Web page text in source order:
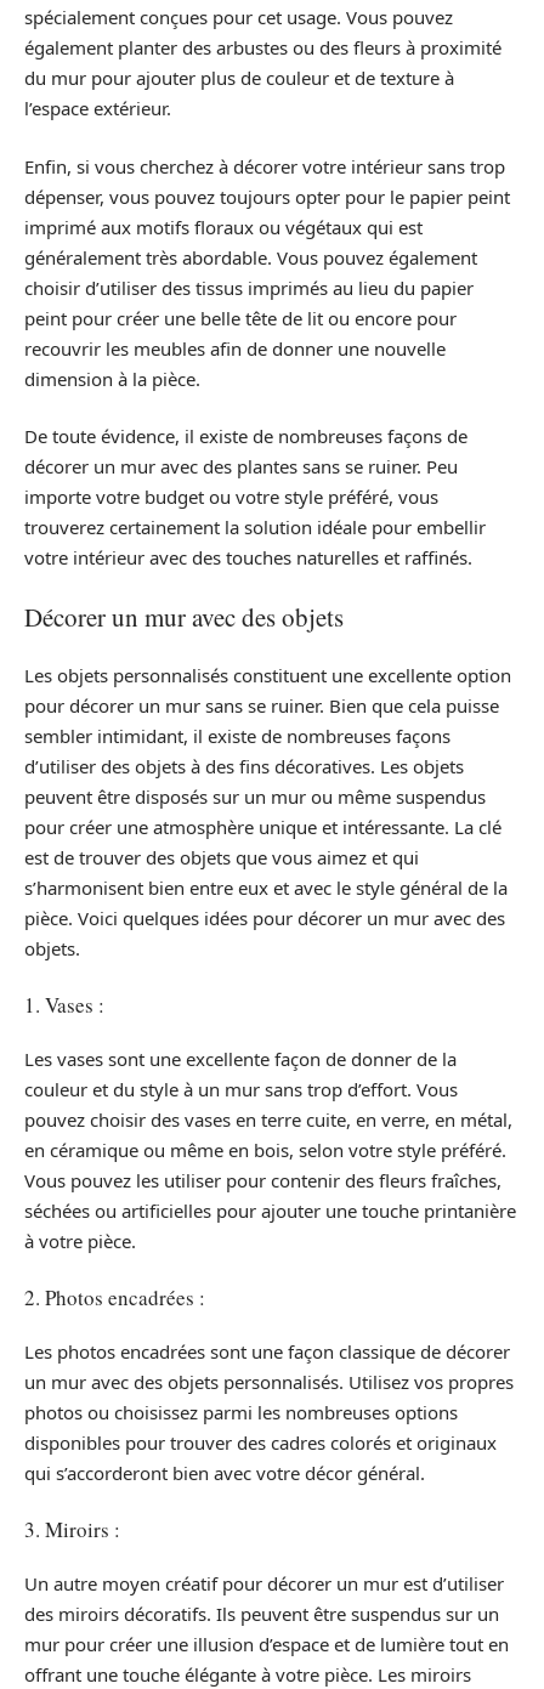
spécialement conçues pour cet usage. Vous pouvez
également planter des arbustes ou des fleurs à proximité
du mur pour ajouter plus de couleur et de texture à
l’espace extérieur.
Enfin, si vous cherchez à décorer votre intérieur sans trop
dépenser, vous pouvez toujours opter pour le papier peint
imprimé aux motifs floraux ou végétaux qui est
généralement très abordable. Vous pouvez également
choisir d’utiliser des tissus imprimés au lieu du papier
peint pour créer une belle tête de lit ou encore pour
recouvrir les meubles afin de donner une nouvelle
dimension à la pièce.
De toute évidence, il existe de nombreuses façons de
décorer un mur avec des plantes sans se ruiner. Peu
importe votre budget ou votre style préféré, vous
trouverez certainement la solution idéale pour embellir
votre intérieur avec des touches naturelles et raffinés.
Décorer un mur avec des objets
Les objets personnalisés constituent une excellente option
pour décorer un mur sans se ruiner. Bien que cela puisse
sembler intimidant, il existe de nombreuses façons
d’utiliser des objets à des fins décoratives. Les objets
peuvent être disposés sur un mur ou même suspendus
pour créer une atmosphère unique et intéressante. La clé
est de trouver des objets que vous aimez et qui
s’harmonisent bien entre eux et avec le style général de la
pièce. Voici quelques idées pour décorer un mur avec des
objets.
1. Vases :
Les vases sont une excellente façon de donner de la
couleur et du style à un mur sans trop d’effort. Vous
pouvez choisir des vases en terre cuite, en verre, en métal,
en céramique ou même en bois, selon votre style préféré.
Vous pouvez les utiliser pour contenir des fleurs fraîches,
séchées ou artificielles pour ajouter une touche printanière
à votre pièce.
2. Photos encadrées :
Les photos encadrées sont une façon classique de décorer
un mur avec des objets personnalisés. Utilisez vos propres
photos ou choisissez parmi les nombreuses options
disponibles pour trouver des cadres colorés et originaux
qui s’accorderont bien avec votre décor général.
3. Miroirs :
Un autre moyen créatif pour décorer un mur est d’utiliser
des miroirs décoratifs. Ils peuvent être suspendus sur un
mur pour créer une illusion d’espace et de lumière tout en
offrant une touche élégante à votre pièce. Les miroirs